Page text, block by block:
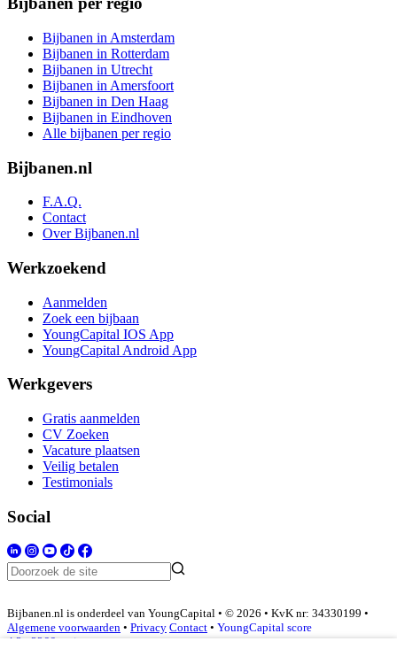
Bijbanen in Amsterdam
Bijbanen in Rotterdam
Bijbanen in Utrecht
Bijbanen in Amersfoort
Bijbanen in Den Haag
Bijbanen in Eindhoven
Alle bijbanen per regio
Bijbanen.nl
F.A.Q.
Contact
Over Bijbanen.nl
Werkzoekend
Aanmelden
Zoek een bijbaan
YoungCapital IOS App
YoungCapital Android App
Werkgevers
Gratis aanmelden
CV Zoeken
Vacature plaatsen
Veilig betalen
Testimonials
Social
Bijbanen.nl is onderdeel van YoungCapital • © 2026 • KvK nr: 34330199 •
Algemene voorwaarden • Privacy Contact • YoungCapital score
4.3 - 3366 reviews